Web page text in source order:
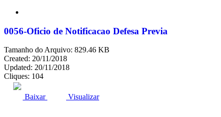
0056-Oficio de Notificacao Defesa Previa
Tamanho do Arquivo: 829.46 KB
Created: 20/11/2018
Updated: 20/11/2018
Cliques: 104
Baixar Visualizar